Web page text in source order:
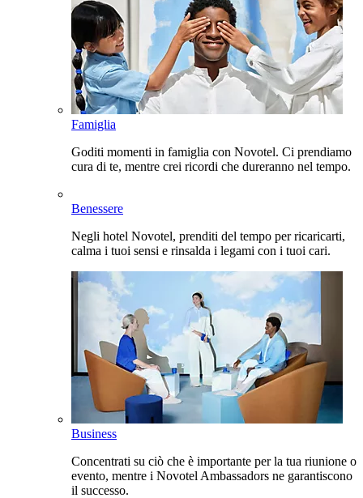
Famiglia
Goditi momenti in famiglia con Novotel. Ci prendiamo
cura di te, mentre crei ricordi che dureranno nel tempo.
Benessere
Negli hotel Novotel, prenditi del tempo per ricaricarti,
calma i tuoi sensi e rinsalda i legami con i tuoi cari.
Business
Concentrati su ciò che è importante per la tua riunione o
evento, mentre i Novotel Ambassadors ne garantiscono
il successo.